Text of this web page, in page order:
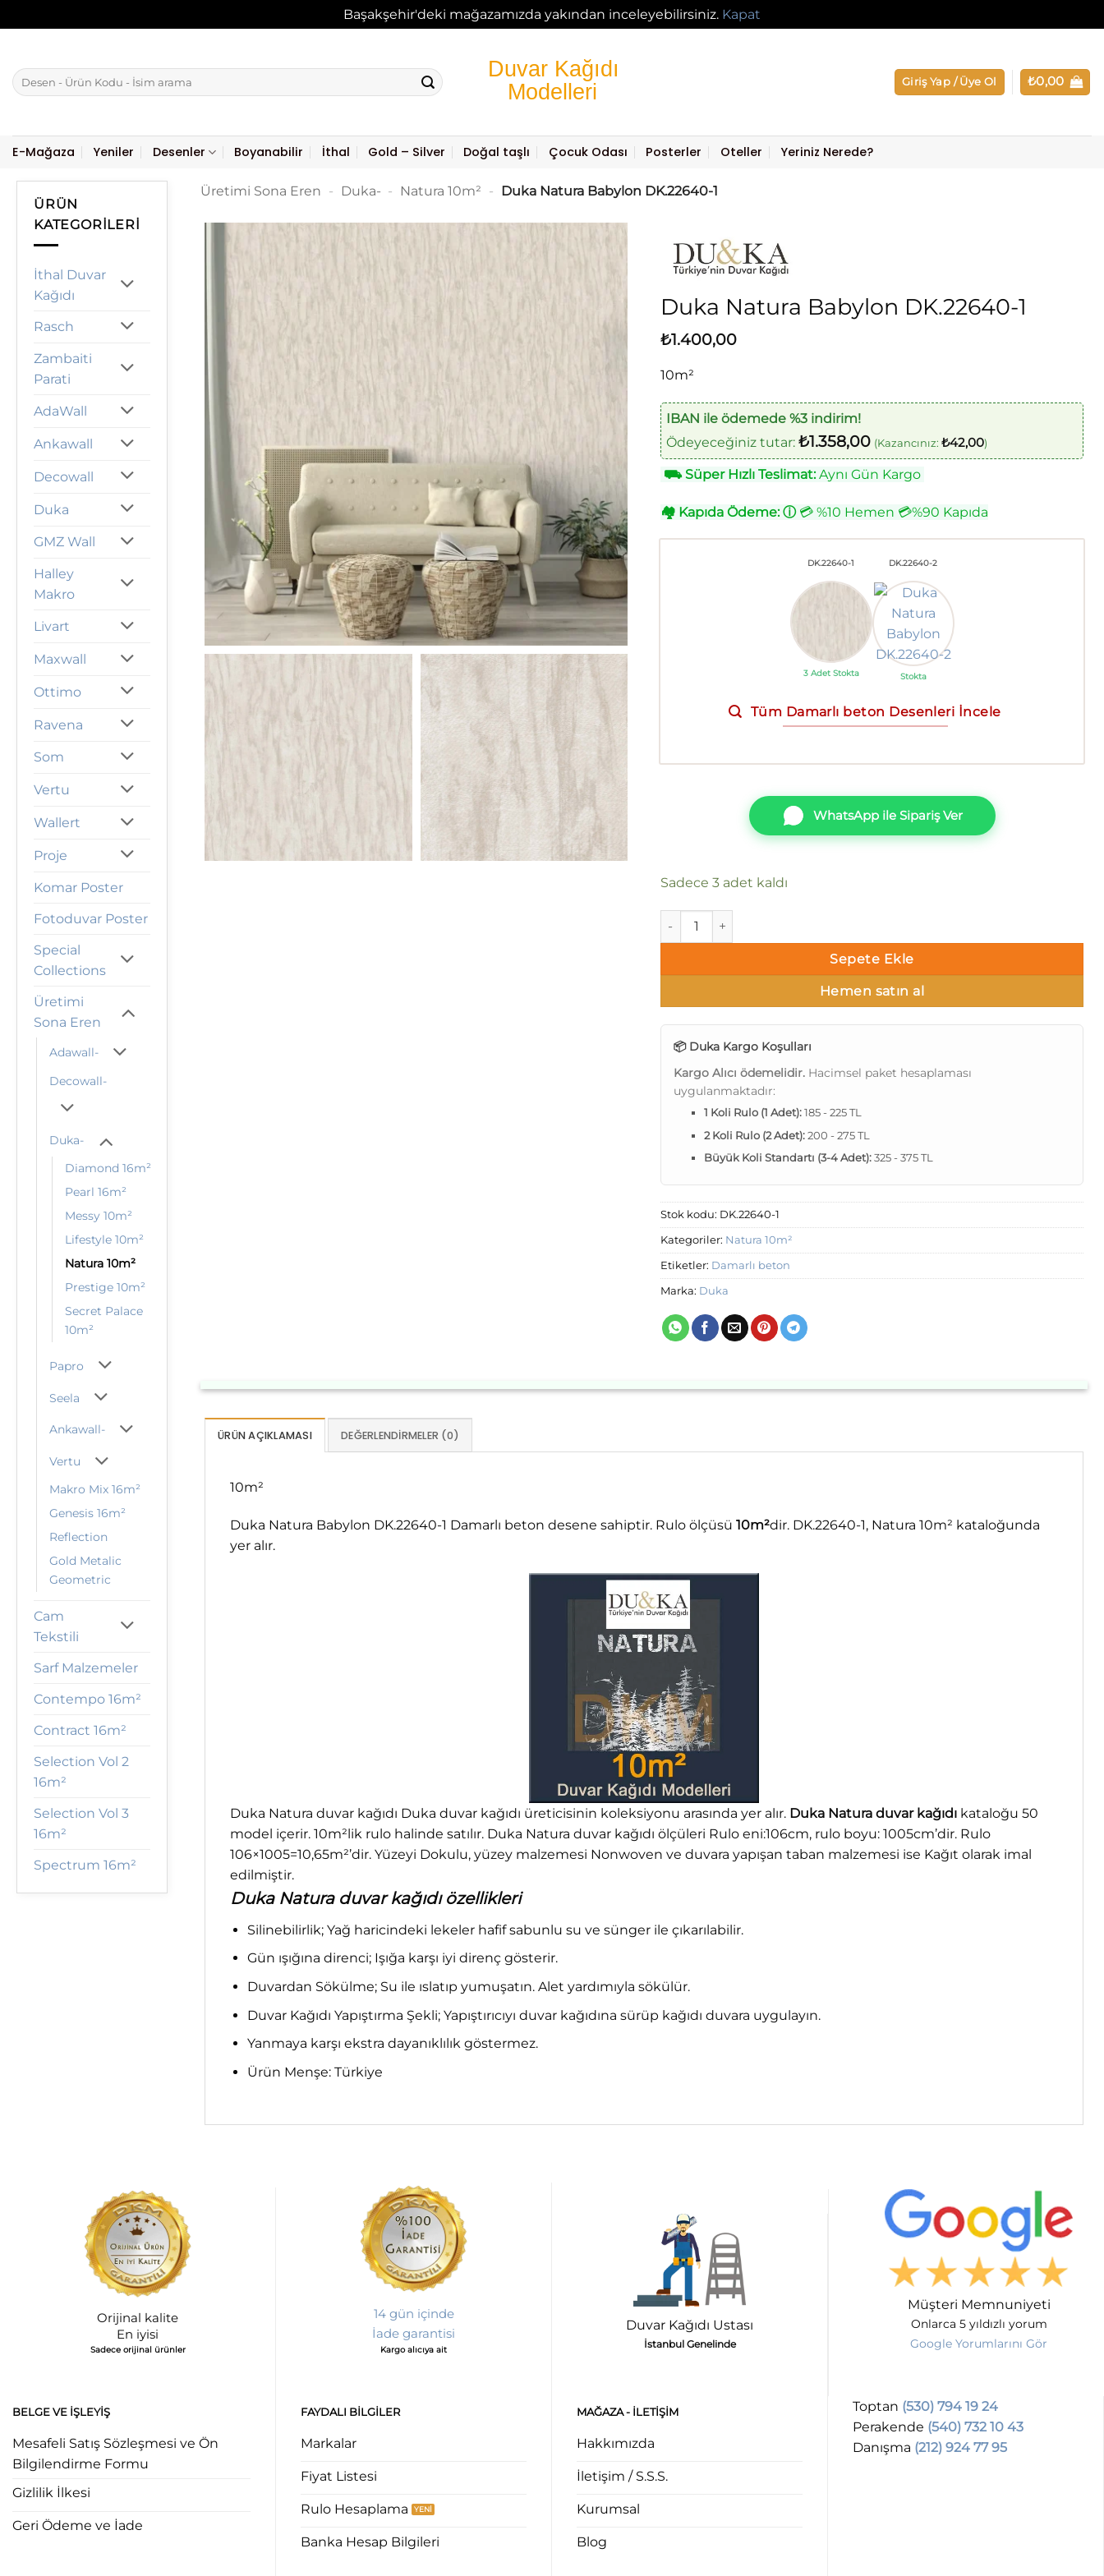
Başakşehir'deki mağazamızda yakından inceleyebilirsiniz. Kapat
Ara:
Giriş Yap / Üye Ol ₺0,00
E-Mağaza Yeniler Desenler Boyanabilir İthal Gold – Silver Doğal taşlı Çocuk Odası Posterler Oteller Yeriniz Nerede?
ÜRÜN
KATEGORILERI
İthal Duvar
Kağıdı
Rasch
Zambaiti
Parati
AdaWall
Ankawall
Decowall
Duka
GMZ Wall
Halley
Makro
Livart
Maxwall
Ottimo
Ravena
Som
Vertu
Wallert
Proje
Komar Poster
Fotoduvar Poster
Special
Collections
Üretimi
Sona Eren
Adawall-
Decowall-
Duka-
Diamond 16m²
Pearl 16m²
Messy 10m²
Lifestyle 10m²
Natura 10m²
Prestige 10m²
Secret Palace
10m²
Papro
Seela
Ankawall-
Vertu
Makro Mix 16m²
Genesis 16m²
Reflection
Gold Metalic
Geometric
Cam
Tekstili
Sarf Malzemeler
Contempo 16m²
Contract 16m²
Selection Vol 2
16m²
Selection Vol 3
16m²
Spectrum 16m²
Üretimi Sona Eren - Duka- - Natura 10m² - Duka Natura Babylon DK.22640-1
Duka Natura Babylon DK.22640-1
₺1.400,00
10m²
IBAN ile ödemede %3 indirim!
Ödeyeceğiniz tutar: ₺1.358,00 (Kazancınız: ₺42,00)
⛟Süper Hızlı Teslimat:Aynı Gün Kargo
🏘 Kapıda Ödeme: ⓘ💳 %10 Hemen 💳%90 Kapıda
DK.22640-1
3 Adet Stokta
DK.22640-2
Stokta
Tüm Damarlı beton Desenleri İncele
WhatsApp ile Sipariş Ver
Sadece 3 adet kaldı
Duka Natura Babylon DK.22640-1 adet
Sepete Ekle
Hemen satın al
📦 Duka Kargo Koşulları
Kargo Alıcı ödemelidir. Hacimsel paket hesaplaması
uygulanmaktadır:
1 Koli Rulo (1 Adet):185 - 225 TL
2 Koli Rulo (2 Adet):200 - 275 TL
Büyük Koli Standartı (3-4 Adet):325 - 375 TL
Stok kodu: DK.22640-1
Kategoriler: Natura 10m²
Etiketler: Damarlı beton
Marka: Duka
ÜRÜN AÇIKLAMASI DEĞERLENDIRMELER (0)
10m²
Duka Natura Babylon DK.22640-1 Damarlı beton desene sahiptir. Rulo ölçüsü 10m²dir. DK.22640-1, Natura 10m² kataloğunda
yer alır.
Duka Natura duvar kağıdı Duka duvar kağıdı üreticisinin koleksiyonu arasında yer alır. Duka Natura duvar kağıdı kataloğu 50
model içerir. 10m²lik rulo halinde satılır. Duka Natura duvar kağıdı ölçüleri Rulo eni:106cm, rulo boyu: 1005cm’dir. Rulo
106×1005=10,65m²’dir. Yüzeyi Dokulu, yüzey malzemesi Nonwoven ve duvara yapışan taban malzemesi ise Kağıt olarak imal
edilmiştir.
Duka Natura duvar kağıdı özellikleri
Silinebilirlik; Yağ haricindeki lekeler hafif sabunlu su ve sünger ile çıkarılabilir.
Gün ışığına direnci; Işığa karşı iyi direnç gösterir.
Duvardan Sökülme; Su ile ıslatıp yumuşatın. Alet yardımıyla sökülür.
Duvar Kağıdı Yapıştırma Şekli; Yapıştırıcıyı duvar kağıdına sürüp kağıdı duvara uygulayın.
Yanmaya karşı ekstra dayanıklılık göstermez.
Ürün Menşe: Türkiye
Orijinal kalite
En iyisi
Sadece orijinal ürünler
14 gün içinde
İade garantisi
Kargo alıcıya ait
Duvar Kağıdı Ustası
İstanbul Genelinde
Müşteri Memnuniyeti
Onlarca 5 yıldızlı yorum
Google Yorumlarını Gör
BELGE VE İŞLEYIŞ
Mesafeli Satış Sözleşmesi ve Ön
Bilgilendirme Formu
Gizlilik İlkesi
Geri Ödeme ve İade
FAYDALI BILGILER
Markalar
Fiyat Listesi
Rulo Hesaplama
Banka Hesap Bilgileri
MAĞAZA - ILETIŞIM
Hakkımızda
İletişim / S.S.S.
Kurumsal
Blog
Toptan (530) 794 19 24
Perakende (540) 732 10 43
Danışma (212) 924 77 95